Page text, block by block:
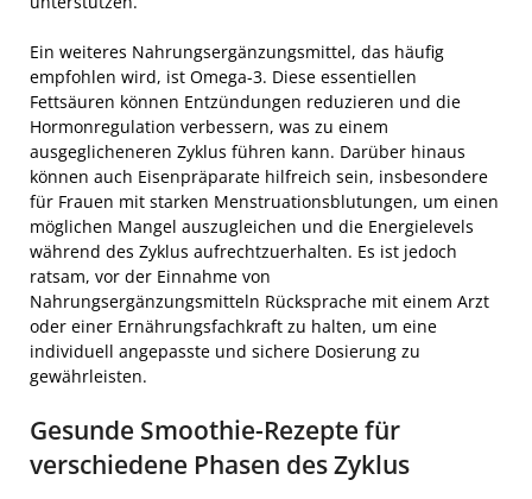
Ein weiteres Nahrungsergänzungsmittel, das häufig
empfohlen wird, ist Omega-3. Diese essentiellen
Fettsäuren können Entzündungen reduzieren und die
Hormonregulation verbessern, was zu einem
ausgeglicheneren Zyklus führen kann. Darüber hinaus
können auch Eisenpräparate hilfreich sein, insbesondere
für Frauen mit starken Menstruationsblutungen, um einen
möglichen Mangel auszugleichen und die Energielevels
während des Zyklus aufrechtzuerhalten. Es ist jedoch
ratsam, vor der Einnahme von
Nahrungsergänzungsmitteln Rücksprache mit einem Arzt
oder einer Ernährungsfachkraft zu halten, um eine
individuell angepasste und sichere Dosierung zu
gewährleisten.
Gesunde Smoothie-Rezepte für
verschiedene Phasen des Zyklus